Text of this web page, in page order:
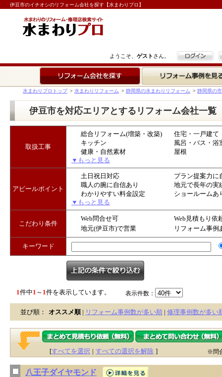
伊豆市のイチオシのリフォーム会社を探す【水まわりプロ】
ようこそ、 ゲスト さん。 ログイン
リフォーム事例を見る
水まわりプロトップ > 水まわりリフォーム > 静岡県の水まわりリフォーム > 静岡県の
伊豆市を対応エリアとするリフォーム会社一覧
取扱工事
総合リフォーム(増築・改築)
住宅・一戸建て
キッチン
風呂・バス・浴
健康・自然素材
屋根
▼もっと見る
アピールポイント
土日祝日対応
プラン提案力に
職人の腕に自信あり
地元で長年の実
わかりやすい料金設定
ショールームあ
▼もっと見る
こだわり条件
Web問合せ可
Web見積もり依
地元(伊豆市)で営業
リフォーム事例
キーワード
1件中1 ～ 1件を表示しています。 表示件数：
並び順： オススメ順 | リフォーム事例数が多い順 | 修理事例数が多い
[すべてを選択 | すべての選択を解除 ] ※問
八王子ダイヤモンド